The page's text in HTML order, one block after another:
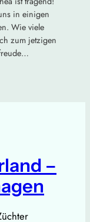
in einigen
Wie viele
zum jetzigen
–